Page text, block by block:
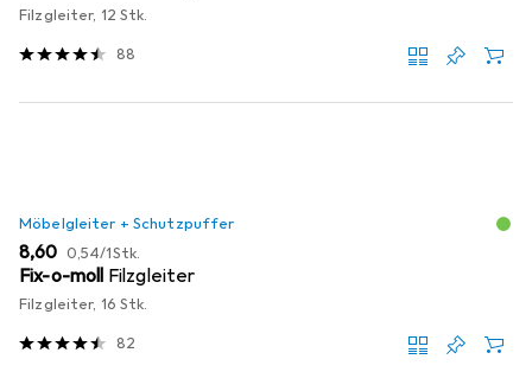
Filzgleiter, 12 Stk.
88
Möbelgleiter + Schutzpuffer
EUR
8,60 EUR
0,54/1Stk.
Fix-o-moll Filzgleiter
Filzgleiter, 16 Stk.
82